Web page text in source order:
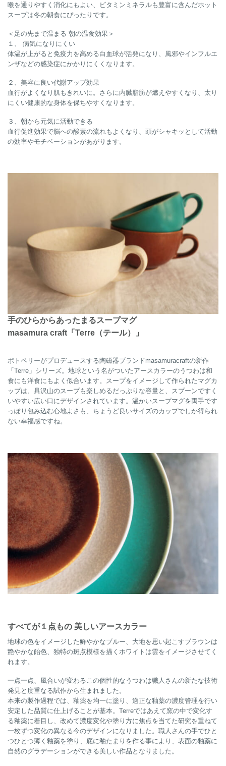
喉を通りやすく消化にもよい、ビタミンミネラルも豊富に含んだホット
スープは冬の朝食にぴったりです。
＜足の先まで温まる 朝の温食効果＞
１、 病気になりにくい
体温が上がると免疫力を高める白血球が活発になり、風邪やインフルエ
ンザなどの感染症にかかりにくくなります。
２、美容に良い代謝アップ効果
血行がよくなり肌もきれいに。さらに内臓脂肪が燃えやすくなり、太り
にくい健康的な身体を保ちやすくなります。
３、朝から元気に活動できる
血行促進効果で脳への酸素の流れもよくなり、頭がシャキッとして活動
の効率やモチベーションがあがります。
手のひらからあったまるスープマグ
masamura craft「Terre（テール）」
ポトペリーがプロデュースする陶磁器ブランドmasamuracraftの新作
「Terre」シリーズ。地球という名がついたアースカラーのうつわは和
食にも洋食にもよく似合います。スープをイメージして作られたマグカ
ップは、具沢山のスープも楽しめるだっぷりな容量と、スプーンですく
いやすい広い口にデザインされています。温かいスープマグを両手です
っぽり包み込む心地よさも、ちょうど良いサイズのカップでしか得られ
ない幸福感ですね。
すべてが１点もの 美しいアースカラー
地球の色をイメージした鮮やかなブルー、大地を思い起こすブラウンは
艶やかな飴色、独特の斑点模様を描くホワイトは雲をイメージさせてく
れます。
一点一点、風合いが変わるこの個性的なうつわは職人さんの新たな技術
発見と度重なる試作から生まれました。
本来の製作過程では、釉薬を均一に塗り、適正な釉薬の濃度管理を行い
安定した品質に仕上げることが基本。Terreではあえて窯の中で変化す
る釉薬に着目し、改めて濃度変化や塗り方に焦点を当てた研究を重ねて
一枚ずつ変化の異なる今のデザインになりました。職人さんの手でひと
つひとつ薄く釉薬を塗り、底に釉たまりを作る事により、表面の釉薬に
自然のグラデーションができる美しい作品となりました。